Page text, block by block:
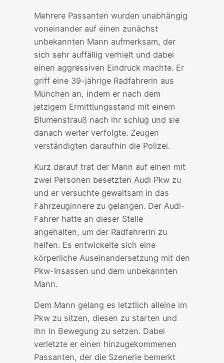
Mehrere Passanten wurden unabhängig
voneinander auf einen zunächst
unbekannten Mann aufmerksam, der
sich sehr auffällig verhielt und dabei
einen aggressiven Eindruck machte. Er
griff eine 39-jährige Radfahrerin aus
München an, indem er nach dem
jetzigem Ermittlungsstand mit einem
Blumenstrauß nach ihr schlug und sie
danach weiter verfolgte. Zeugen
verständigten daraufhin die Polizei.
Kurz darauf trat der Mann auf einen mit
zwei Personen besetzten Audi Pkw zu
und er versuchte gewaltsam in das
Fahrzeuginnere zu gelangen. Der Audi-
Fahrer hatte an dieser Stelle
angehalten, um der Radfahrerin zu
helfen. Es entwickelte sich eine
körperliche Auseinandersetzung mit den
Pkw-Insassen und dem unbekannten
Mann.
Dem Mann gelang es letztlich alleine im
Pkw zu sitzen, diesen zu starten und
ihn in Bewegung zu setzen. Dabei
verletzte er einen hinzugekommenen
Passanten, der die Szenerie bemerkt